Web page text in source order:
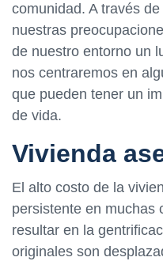
comunidad. A través
nuestras
de nuestro entorno un
nos centraremos en
que pueden tener un
de vida.
Vivienda
El alto costo de la
persistente en muchas
resultar en la
originales son